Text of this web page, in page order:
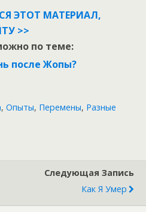
ЭТОТ МАТЕРИАЛ,
>>
по теме:
после Жопы?
, Опыты, Перемены, Разные
Следующая Запись
Как Я Умер